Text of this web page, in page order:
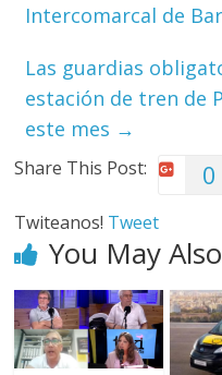
Intercomarcal de
Las guardias
estación de tren de
este mes →
Share This Post: 0
Twiteanos! Tweet
You May